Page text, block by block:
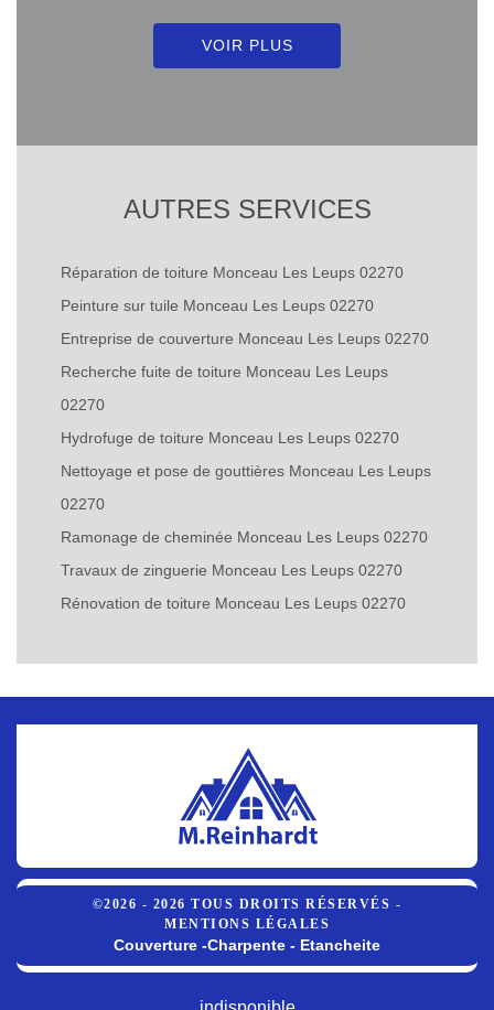
VOIR PLUS
AUTRES SERVICES
Réparation de toiture Monceau Les Leups 02270
Peinture sur tuile Monceau Les Leups 02270
Entreprise de couverture Monceau Les Leups 02270
Recherche fuite de toiture Monceau Les Leups
02270
Hydrofuge de toiture Monceau Les Leups 02270
Nettoyage et pose de gouttières Monceau Les Leups
02270
Ramonage de cheminée Monceau Les Leups 02270
Travaux de zinguerie Monceau Les Leups 02270
Rénovation de toiture Monceau Les Leups 02270
©2026 - 2026 TOUS DROITS RÉSERVÉS -
MENTIONS LÉGALES
Couverture -Charpente - Etancheite